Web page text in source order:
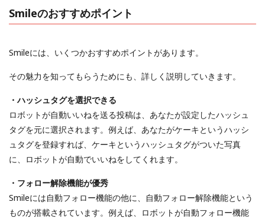
Smileのおすすめポイント
Smileには、いくつかおすすめポイントがあります。
その魅力を知ってもらうためにも、詳しく説明していきます。
・ハッシュタグを選択できる
ロボットが自動いいねを送る投稿は、あなたが設定したハッシュ
タグを元に選択されます。例えば、あなたがケーキというハッシ
ュタグを登録すれば、ケーキというハッシュタグがついた写真
に、ロボットが自動でいいねをしてくれます。
・フォロー解除機能が優秀
Smileには自動フォロー機能の他に、自動フォロー解除機能という
ものが搭載されています。例えば、ロボットが自動フォロー機能